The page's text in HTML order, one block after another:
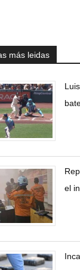
más leidas
el